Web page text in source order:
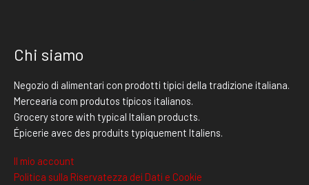
Chi siamo
Negozio di alimentari con prodotti tipici della tradizione italiana.
Mercearia com produtos típicos italianos.
Grocery store with typical Italian products.
Épicerie avec des produits typiquement Italiens.
Il mio account
Politica sulla Riservatezza dei Dati e Cookie